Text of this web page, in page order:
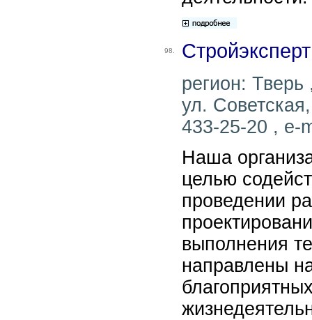
98.
регион: Тверь
ул.
433-25-20 , e-
Наша
целью
проведении
выполнения
направлены